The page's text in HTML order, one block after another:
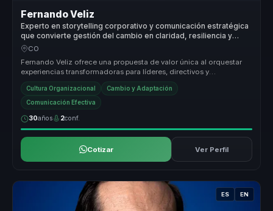
Fernando Veliz
Experto en storytelling corporativo y comunicación estratégica
que convierte gestión del cambio en claridad, resiliencia y
cultura para líderes y equipos.
CO
Fernando Veliz ofrece una propuesta de valor única al orquestar
experiencias transformadoras para líderes, directivos y
responsables de e...
Cultura Organizacional Cambio y Adaptación
Comunicación Efectiva
30años 2conf.
Cotizar Ver Perfil
ES EN